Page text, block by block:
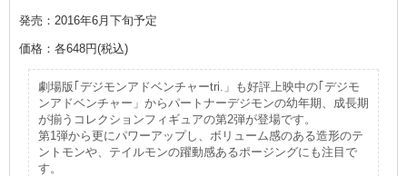
発売：2016年6月下旬予定
価格：各648円(税込)
劇場版｢デジモンアドベンチャーtri.」も好評上映中の｢デジモ
ンアドベンチャー」からパートナーデジモンの幼年期、成長期
が揃うコレクションフィギュアの第2弾が登場です。
第1弾から更にパワーアップし、ボリューム感のある造形のテ
ントモンや、テイルモンの躍動感あるポージングにも注目で
す。